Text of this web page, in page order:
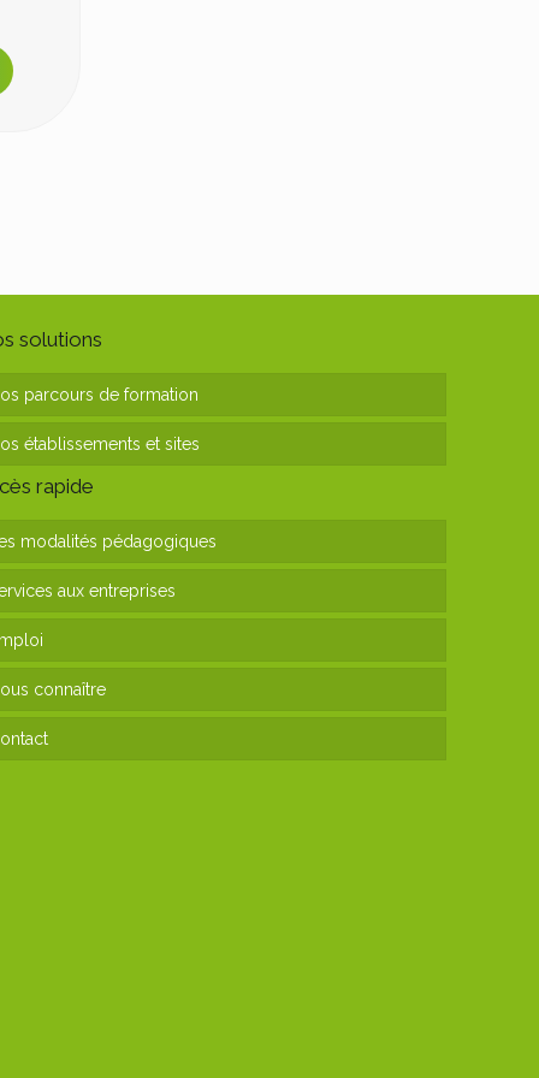
solutions
parcours de formation
établissements et sites
rapide
modalités pédagogiques
aux entreprises
connaître